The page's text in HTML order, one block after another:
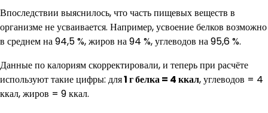
Впоследствии выяснилось, что часть пищевых веществ в
организме не усваивается. Например, усвоение белков возможно
в среднем на 94,5 %, жиров на 94 %, углеводов на 95,6 %.
Данные по калориям скорректировали, и теперь при расчёте
используют такие цифры: для1 г белка = 4 ккал, углеводов = 4
ккал, жиров = 9 ккал.